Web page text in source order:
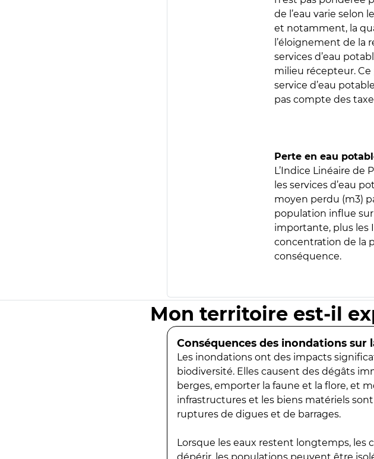
de l’eau varie selon
et notamment, la
l’éloignement de la
services d’eau
milieu récepteur.
service d’eau
pas compte des
Perte en eau
L’Indice Linéaire de
les services d’eau
moyen perdu (m3)
population influe sur
importante, plus les
concentration de la
conséquence.
Mon territoire est-il
Conséquences des inondations sur
Les inondations ont des impacts
biodiversité. Elles causent des dégâts
berges, emporter la faune et la flore, et
infrastructures et les biens matériels
ruptures de digues et de barrages.
Lorsque les eaux restent longtemps, les